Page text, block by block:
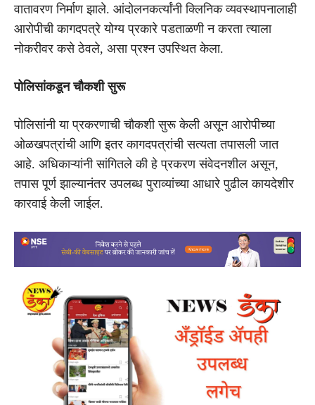
वातावरण निर्माण झाले. आंदोलनकर्त्यांनी क्लिनिक व्यवस्थापनालाही
आरोपीची कागदपत्रे योग्य प्रकारे पडताळणी न करता त्याला
नोकरीवर कसे ठेवले, असा प्रश्न उपस्थित केला.
पोलिसांकडून चौकशी सुरू
पोलिसांनी या प्रकरणाची चौकशी सुरू केली असून आरोपीच्या
ओळखपत्रांची आणि इतर कागदपत्रांची सत्यता तपासली जात
आहे. अधिकाऱ्यांनी सांगितले की हे प्रकरण संवेदनशील असून,
तपास पूर्ण झाल्यानंतर उपलब्ध पुराव्यांच्या आधारे पुढील कायदेशीर
कारवाई केली जाईल.